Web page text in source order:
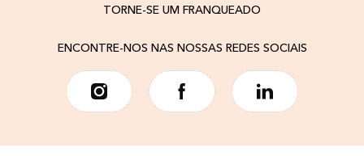
TORNE-SE UM FRANQUEADO
ENCONTRE-NOS NAS NOSSAS REDES SOCIAIS